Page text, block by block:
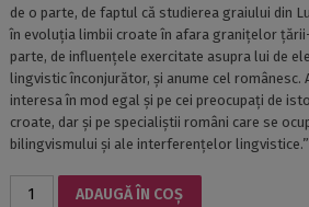
de o parte, de faptul că studierea graiului din
în evoluţia limbii croate în afara graniţelor
parte, de influenţele exercitate asupra lui de
lingvistic înconjurător, şi anume cel românesc.
interesa în mod egal şi pe cei preocupaţi de
croate, dar şi pe specialiştii români care se
bilingvismului şi ale interferenţelor
ADAUGĂ ÎN COȘ